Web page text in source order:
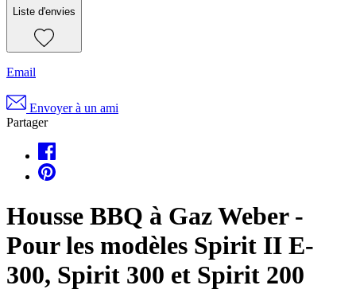
Liste d'envies
Email
Envoyer à un ami
Partager
Housse BBQ à Gaz Weber -
Pour les modèles Spirit II E-
300, Spirit 300 et Spirit 200